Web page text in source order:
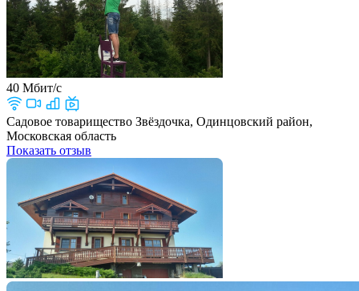
40 Мбит/с
Садовое товарищество Звёздочка, Одинцовский район,
Московская область
Показать отзыв